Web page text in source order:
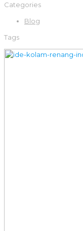
Categories
Blog
Tags